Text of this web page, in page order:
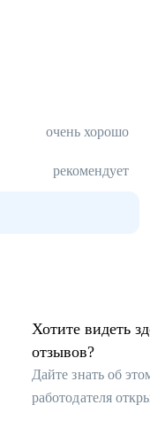
очень хорошо
рекомендует
Хотите видеть
отзывов?
Дайте знать об
работодателя